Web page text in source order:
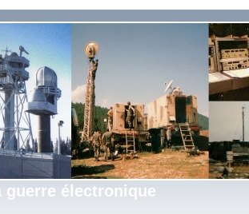
guerre électronique